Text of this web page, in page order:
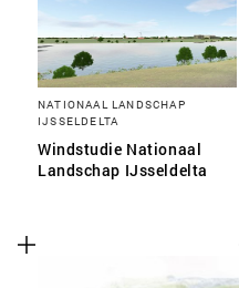
NATIONAAL LANDSCHAP
IJSSELDELTA
Windstudie Nationaal
Landschap IJsseldelta